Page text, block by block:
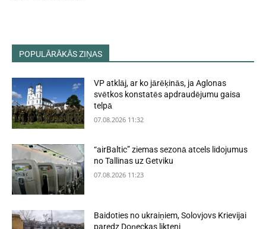
POPULĀRĀKĀS ZIŅAS
VP atklāj, ar ko jārēķinās, ja Aglonas
svētkos konstatēs apdraudējumu gaisa
telpā
07.08.2026 11:32
“airBaltic” ziemas sezonā atcels lidojumus
no Tallinas uz Getviku
07.08.2026 11:23
Baidoties no ukraiņiem, Solovjovs Krievijai
paredz Doņeckas likteni